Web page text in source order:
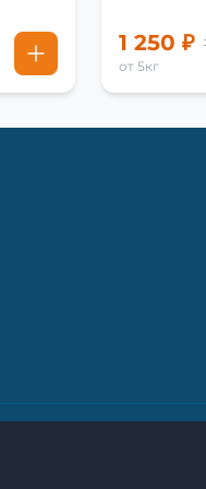
1 250 ₽
от 5кг